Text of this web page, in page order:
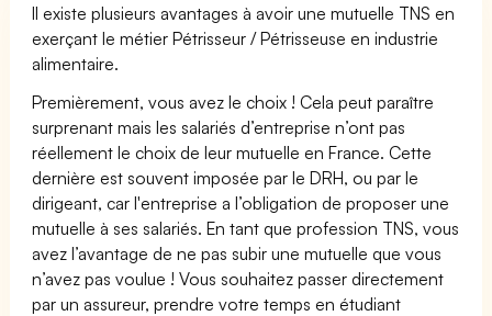
Il existe plusieurs avantages à avoir une mutuelle TNS en
exerçant le métier Pétrisseur / Pétrisseuse en industrie
alimentaire.
Premièrement, vous avez le choix ! Cela peut paraître
surprenant mais les salariés d’entreprise n’ont pas
réellement le choix de leur mutuelle en France. Cette
dernière est souvent imposée par le DRH, ou par le
dirigeant, car l'entreprise a l’obligation de proposer une
mutuelle à ses salariés. En tant que profession TNS, vous
avez l’avantage de ne pas subir une mutuelle que vous
n’avez pas voulue ! Vous souhaitez passer directement
par un assureur, prendre votre temps en étudiant